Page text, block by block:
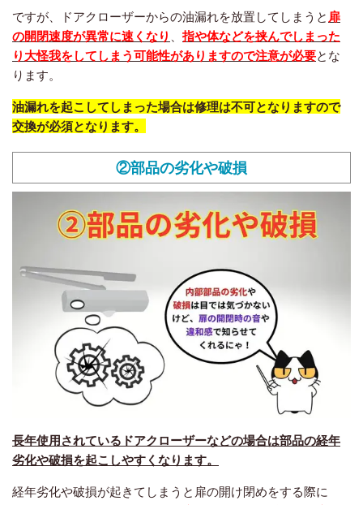
ですが、ドアクローザーからの油漏れを放置してしまうと 扉
の開閉速度が異常に速くなり
指や体などを挟んでしまった
り大怪我をしてしまう可能性がありますので注意が必要とな
ります。
油漏れを起こしてしまった場合は修理は不可となりますので
交換が必須となります。
②部品の劣化や破損
長年使用されているドアクローザーなどの場合は部品の経年
劣化や破損を起こしやすくなります。
経年劣化や破損が起きてしまうと扉の開け閉めをする際に